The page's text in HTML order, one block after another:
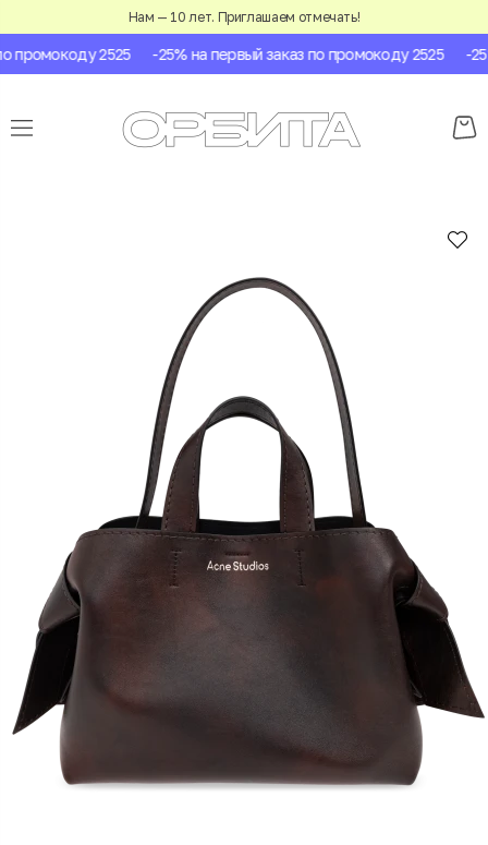
Нам — 10 лет. Приглашаем отмечать!
2525 -25% на первый заказ по промокоду 2525 -